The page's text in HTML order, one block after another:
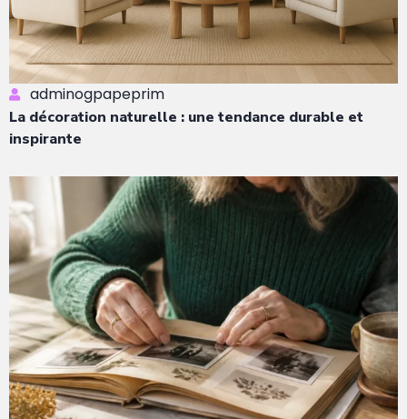
adminogpapeprim
La décoration naturelle : une tendance durable et
inspirante